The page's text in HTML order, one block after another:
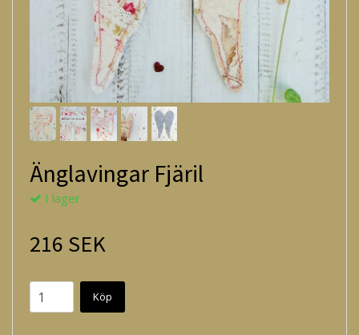
Änglavingar Fjäril
I lager
216 SEK
Köp